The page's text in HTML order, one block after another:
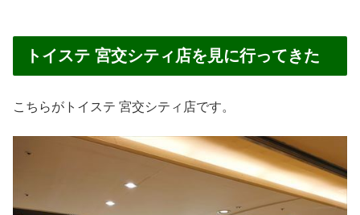
トイステ 宮交シティ店を見に行ってきた
こちらがトイステ 宮交シティ店です。